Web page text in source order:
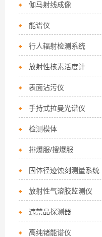
伽马射线成像
能谱仪
行人辐射检测系统
放射性核素活度计
表面沾污仪
手持式拉曼光谱仪
检测模体
排爆服/搜爆服
固体径迹蚀刻测量系统
放射性气溶胶监测仪
违禁品探测器
高纯锗能谱仪